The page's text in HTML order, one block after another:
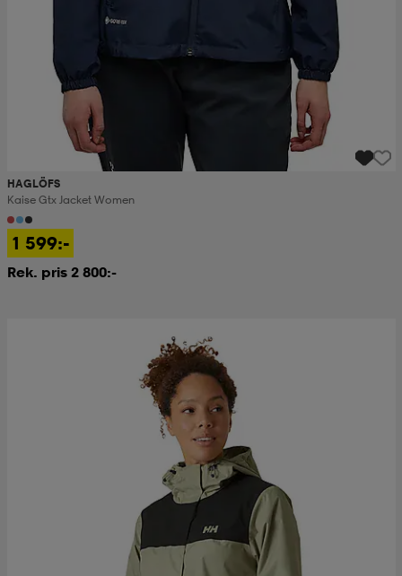
HAGLÖFS
Kaise Gtx Jacket Women
1 599:-
Rek. pris 2 800:-